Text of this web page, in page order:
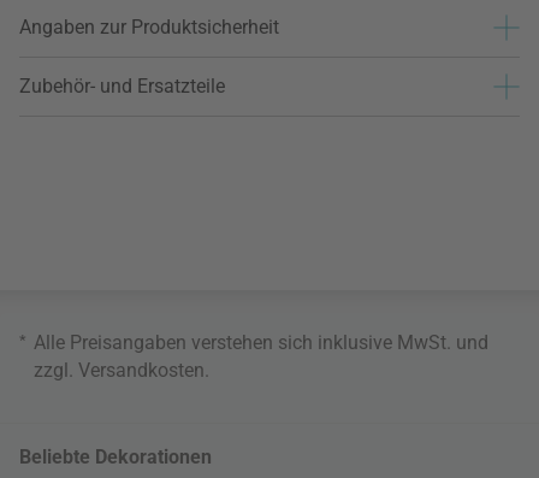
Angaben zur Produktsicherheit
Zubehör- und Ersatzteile
* Alle Preisangaben verstehen sich inklusive MwSt. und
zzgl. Versandkosten
Beliebte Dekorationen